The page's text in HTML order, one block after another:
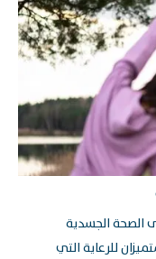
الصحة الجسدية
للرعاية التي